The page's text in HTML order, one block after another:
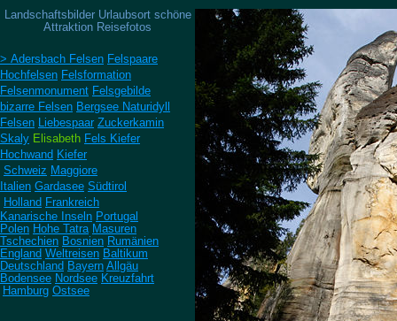
> Adersbach Felsen Felspaare
Hochfelsen Felsformation
Felsenmonument Felsgebilde
bizarre Felsen Bergsee Naturidyll
Felsen Liebespaar Zuckerkamin
Skaly Elisabeth Fels Kiefer
Hochwand Kiefer
Schweiz Maggiore
Italien Gardasee Südtirol
Holland Frankreich
Kanarische Inseln Portugal
Polen Hohe Tatra Masuren
Tschechien Bosnien Rumänien
England Weltreisen Baltikum
Deutschland Bayern Allgäu
Bodensee Nordsee Kreuzfahrt
Hamburg Ostsee
Landschaftsbilder Urlaubsort schöne
Attraktion Reisefotos